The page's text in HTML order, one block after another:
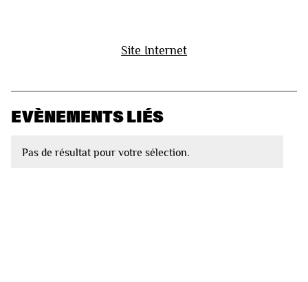
Site Internet
EVÈNEMENTS LIÉS
Pas de résultat pour votre sélection.